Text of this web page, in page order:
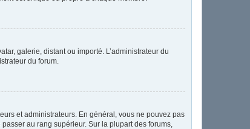
galerie, distant ou importé. L’administrateur du
du forum.
et administrateurs. En général, vous ne pouvez pas
au rang supérieur. Sur la plupart des forums,